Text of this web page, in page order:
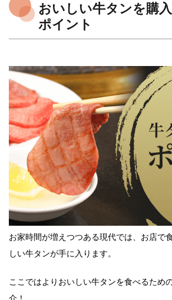
おいしい牛タンを購
ポイント
お家時間が増えつつある現代では、お店で
しい牛タンが手に入ります。
ここではよりおいしい牛タンを食べるため